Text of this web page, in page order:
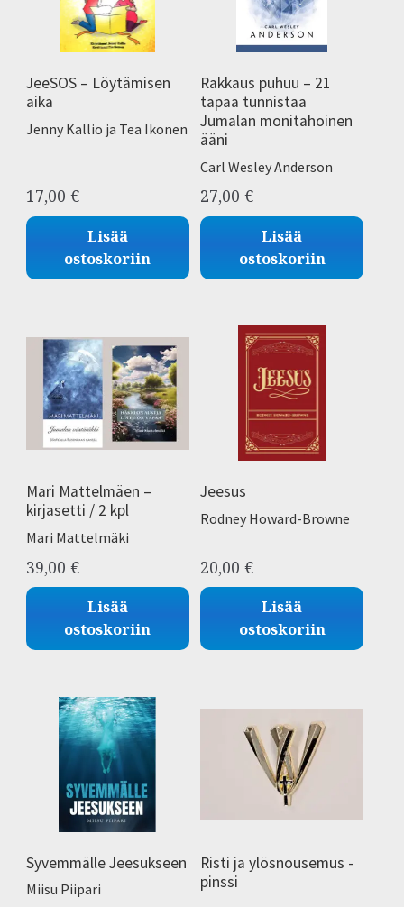
JeeSOS – Löytämisen
aika
Jenny Kallio ja Tea Ikonen
17,00 €
Lisää
ostoskoriin
Rakkaus puhuu – 21
tapaa tunnistaa
Jumalan monitahoinen
ääni
Carl Wesley Anderson
27,00 €
Lisää
ostoskoriin
Mari Mattelmäen –
kirjasetti / 2 kpl
Mari Mattelmäki
39,00 €
Lisää
ostoskoriin
Jeesus
Rodney Howard-Browne
20,00 €
Lisää
ostoskoriin
Syvemmälle Jeesukseen
Miisu Piipari
Risti ja ylösnousemus -
pinssi